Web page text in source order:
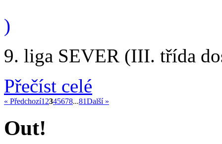
)
9. liga SEVER (III. třída
Přečíst celé
« Předchozí1 2345678...81Další »
Out!